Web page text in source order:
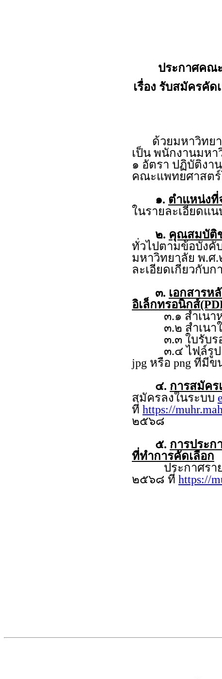
ประกาศคณ
เรื่อง รับสมัครคั
ด้วยมหาวิทยาลั
เป็น พนักงานมห
๑ อัตรา ปฏิบัติงา
คณะแพทยศาสตร์
๑. ตำแหน่งที่
ในรายละเอียดแ
๒. คุณสมบัติ
ทั่วไปตามข้อบังคั
มหาวิทยาลัย พ.ศ
ละเอียดเกี่ยวกับ
๓. เอกสารห
อิเล็กทรอนิกส์
๓.๑ สำเนาห
๓.๒ สำเนาใบ
๓.๓ ใบรับรอง
๓.๔ ไฟล์รูปถ่า
jpg หรือ png ที่มี
๔. การสมัค
สมัครลงในระบบ
ที่ https://
๒๕๖๘
๕. การประก
ที่ทำการคัดเลือก
ประกาศรายชื่
๒๕๖๘ ที่ https://